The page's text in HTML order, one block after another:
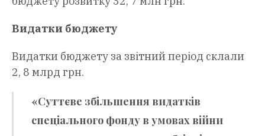
Видатки бюджету
Видатки бюджету за звітний період склали
2, 8 млрд грн.
«Суттєве збільшення видатків
спеціального фонду в умовах війни